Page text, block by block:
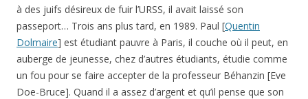
à des juifs désireux de fuir l’URSS, il avait laissé son
passeport… Trois ans plus tard, en 1989. Paul [Quentin
Dolmaire] est étudiant pauvre à Paris, il couche où il peut, en
auberge de jeunesse, chez d’autres étudiants, étudie comme
un fou pour se faire accepter de la professeur Béhanzin [Eve
Doe-Bruce]. Quand il a assez d’argent et qu’il pense que son